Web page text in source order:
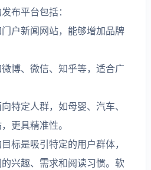
布平台包括：
新闻网站，能够增加品牌
、微信、知乎等，适合广
定人群，如母婴、汽车、
更具精准性。
是吸引特定的用户群体，
兴趣、需求和阅读习惯。软